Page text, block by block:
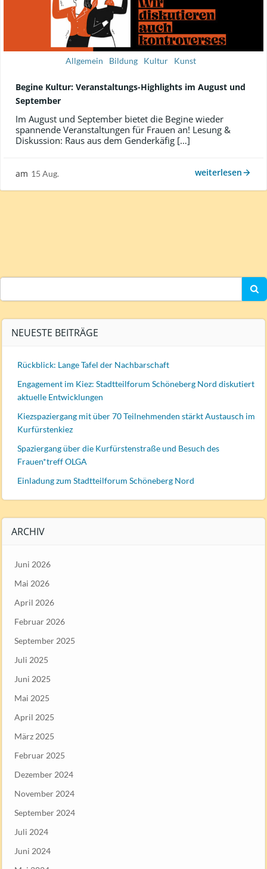
Allgemein Bildung Kultur Kunst
Begine Kultur: Veranstaltungs-Highlights im August und
September
Im August und September bietet die Begine wieder
spannende Veranstaltungen für Frauen an! Lesung &
Diskussion: Raus aus dem Genderkäfig […]
am 15 Aug. weiterlesen
for:
NEUESTE BEITRÄGE
Rückblick: Lange Tafel der Nachbarschaft
Engagement im Kiez: Stadtteilforum Schöneberg Nord diskutiert
aktuelle Entwicklungen
Kiezspaziergang mit über 70 Teilnehmenden stärkt Austausch im
Kurfürstenkiez
Spaziergang über die Kurfürstenstraße und Besuch des
Frauen*treff OLGA
Einladung zum Stadtteilforum Schöneberg Nord
ARCHIV
Juni 2026
Mai 2026
April 2026
Februar 2026
September 2025
Juli 2025
Juni 2025
Mai 2025
April 2025
März 2025
Februar 2025
Dezember 2024
November 2024
September 2024
Juli 2024
Juni 2024